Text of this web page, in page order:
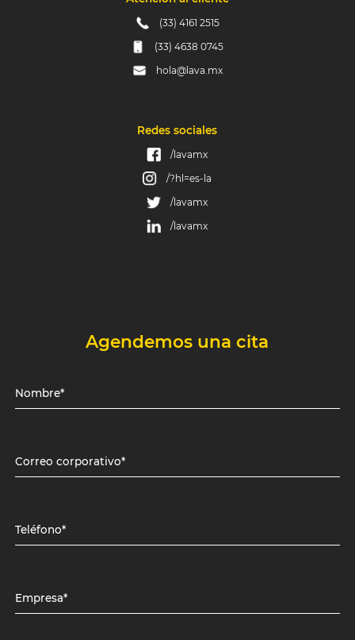
(33) 4161 2515
(33) 4638 0745
hola@lava.mx
Redes sociales
/lavamx
/?hl=es-la
/lavamx
/lavamx
Agendemos una cita
Nombre*
Correo corporativo*
Teléfono*
Empresa*